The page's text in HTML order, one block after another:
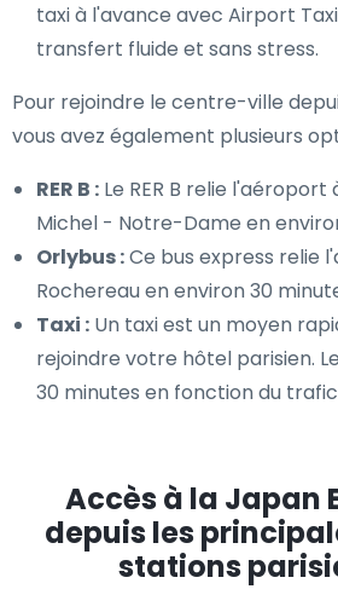
taxi à l'avance avec Airport
transfert fluide et sans stress.
Pour rejoindre le centre-ville
vous avez également plusieurs
RER B : Le RER B relie
Michel - Notre-Dame en
Orlybus :Ce bus express relie
Rochereau en environ 30
Taxi : Un taxi est un moyen
rejoindre votre hôtel parisien.
30 minutes en fonction du
Accès à la Japan
depuis les
stations